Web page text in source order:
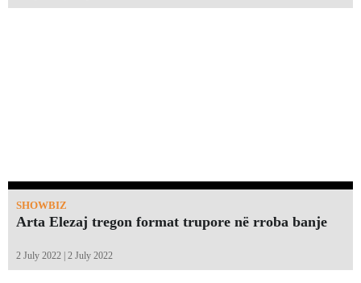
SHOWBIZ
Arta Elezaj tregon format trupore në rroba banje
2 July 2022 | 2 July 2022